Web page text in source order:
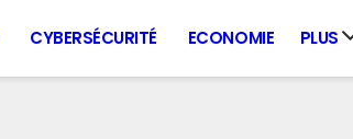
CYBERSÉCURITÉ ECONOMIE PLUS